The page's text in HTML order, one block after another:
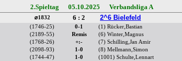
2.Spieltag 05.10.2025 Verbandsliga A
⌀1832 6 : 2 2^6 Bielefeld
(1746-25) 0-1 (1) Rücker,Bastian
(2189-55) Remis (6) Winter,Magnus
(1768-26) +:- (7) Schilling,Jan Amir
(2098-93) 1-0 (8) Mellmann,Simon
(1744-47) 1-0 (1001) Schulte,Lennart